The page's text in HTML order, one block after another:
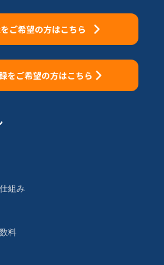
ご希望の方はこちら
をご希望の方はこちら
組み
料